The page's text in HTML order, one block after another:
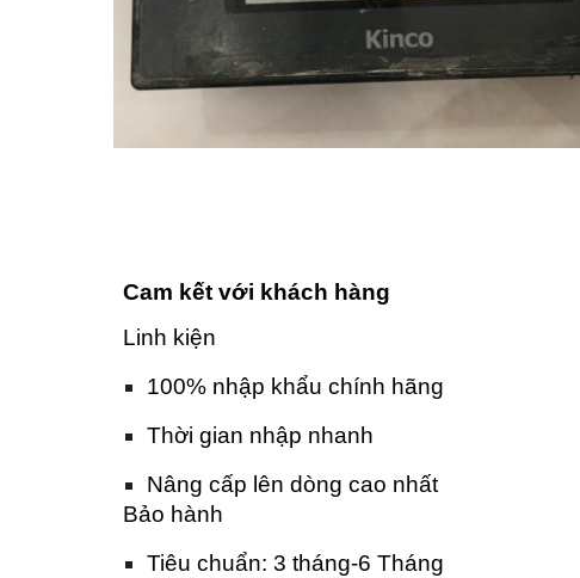
Cam kết với khách hàng
Linh kiện
100% nhập khẩu chính hãng
Thời gian nhập nhanh
Nâng cấp lên dòng cao nhất
Bảo hành
Tiêu chuẩn: 3 tháng-6 Tháng